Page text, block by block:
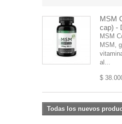
MSM
cap) -
MSM
MSM,
al...
$
Todas los nuevos